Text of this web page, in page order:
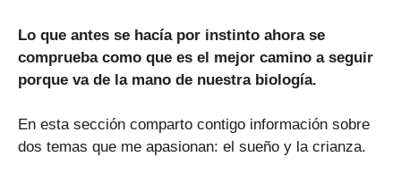
Lo que antes se hacía por instinto ahora se
comprueba como que es el mejor camino a seguir
porque va de la mano de nuestra biología.
En esta sección comparto contigo información sobre
dos temas que me apasionan: el sueño y la crianza.